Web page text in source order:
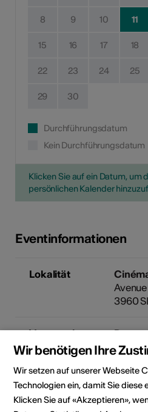
8 9 10 11
15 16 17 18
22 23 24 25
29 30
Durchführungsdatum
Kein Durchführungsdatum
Klicken Sie auf ein Datum, um
persönlichen Kalender
Eventinformationen
Lokalität
3960
Veranstalter
Plume
CP 109
3960
Telefon
Wir benötigen Ihre
Wir setzen auf unserer Webseite
Technologien ein, damit Sie diese
Klicken Sie auf «Akzeptieren»,